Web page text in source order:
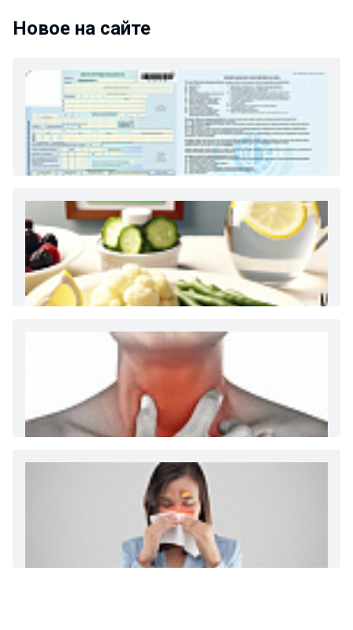
Новое на сайте
Как и сколько денег можно получить по
Диета 7 стол при заболеваниях почек (острый и
Ларингит: все о ларингите и его лечении. Как
спасти свой голос.